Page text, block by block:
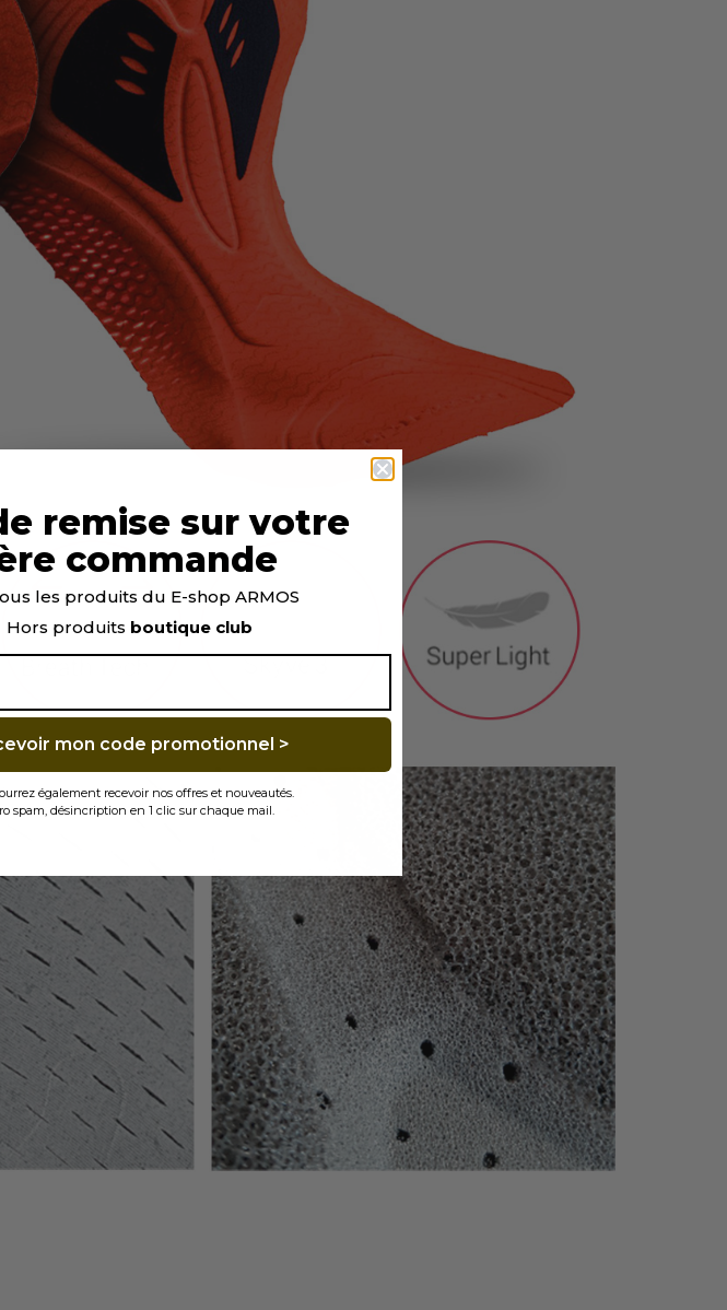
remise sur votre
commande
les produits du E-shop ARMOS
Hors produits boutique club
mon code promotionnel >
également recevoir nos offres et nouveautés.
spam, désincription en 1 clic sur chaque mail.